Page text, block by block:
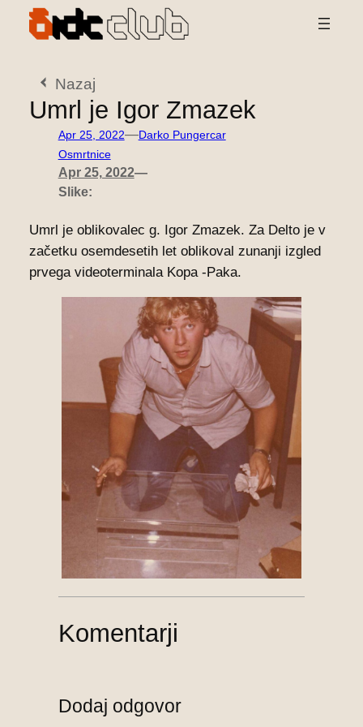
Preskoči
Nazaj
Umrl je Igor Zmazek
Apr 25, 2022—Darko Pungercar
Osmrtnice
Apr 25, 2022—
Slike:
Umrl je oblikovalec g. Igor Zmazek. Za Delto je v
začetku osemdesetih let oblikoval zunanji izgled
prvega videoterminala Kopa -Paka.
Komentarji
Dodaj odgovor